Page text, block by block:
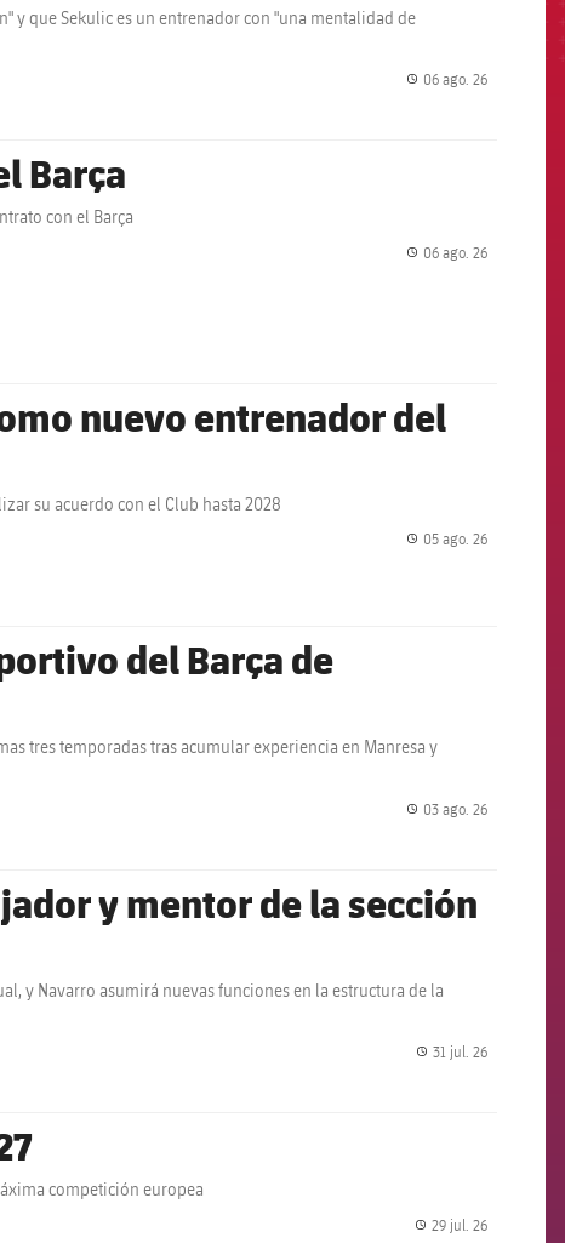
y que Sekulic es un entrenador con "una mentalidad de
06 ago. 26
Barça
con el Barça
06 ago. 26
nuevo entrenador del
su acuerdo con el Club hasta 2028
05 ago. 26
del Barça de
tres temporadas tras acumular experiencia en Manresa y
03 ago. 26
y mentor de la sección
y Navarro asumirá nuevas funciones en la estructura de la
31 jul. 26
competición europea
29 jul. 26